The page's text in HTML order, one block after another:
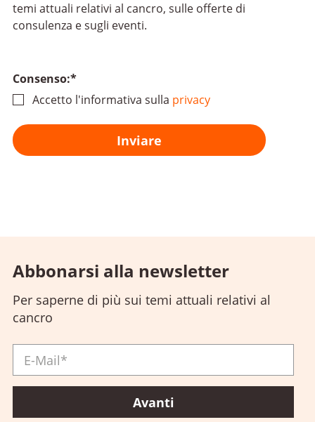
temi attuali relativi al cancro, sulle offerte di
consulenza e sugli eventi.
Consenso:*
Accetto l'informativa sulla privacy
Abbonarsi alla newsletter
Per saperne di più sui temi attuali relativi al
cancro